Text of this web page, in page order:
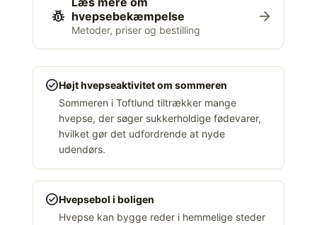
pest_control hvepsebekæmpelse
Metoder, priser og bestilling
arrow_forward
check_circleHøjt hvepseaktivitet om sommeren
Sommeren i Toftlund tiltrækker mange
hvepse, der søger sukkerholdige fødevarer,
hvilket gør det udfordrende at nyde
udendørs.
check_circleHvepsebol i boligen
Hvepse kan bygge reder i hemmelige steder